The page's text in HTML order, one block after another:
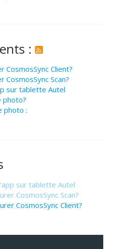
:
CosmosSync Client?
Scan?
sur tablette Autel
photo?
photo :
sur tablette Autel
CosmosSync Scan?
CosmosSync Client?